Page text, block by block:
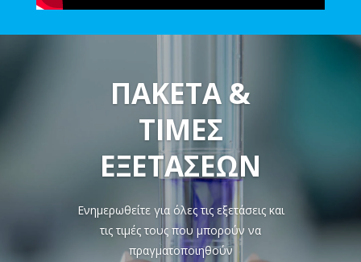
ΠΑΚΕΤΑ &
ΤΙΜΕΣ
ΕΞΕΤΑΣΕΩΝ
Ενημερωθείτε για όλες τις εξετάσεις και
τις τιμές τους που μπορούν να
πραγματοποιηθούν